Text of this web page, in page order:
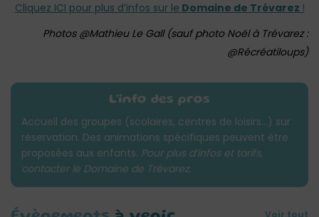
Cliquez ICI pour plus d’infos sur le Domaine de Trévarez !
Photos @Mathieu Le Gall (sauf photo Noël à Trévarez :
@Récréatiloups)
L'info des pros
Accueil des groupes (scolaires, centres de loisirs…) sur
réservation. Des animations spécifiques peuvent être
proposées aux enfants. Pour plus d’infos et tarifs,
contacter le Domaine de Trévarez.
Voir tout